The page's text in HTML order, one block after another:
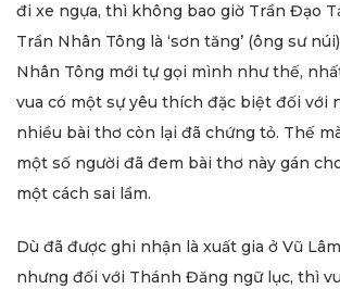
đi xe ngựa, thì không bao giờ Trần Đạo
Trần Nhân Tông là ‘sơn tăng’ (ông sư
Nhân Tông mới tự gọi mình như thế,
vua có một sự yêu thích đặc biệt đối với
nhiều bài thơ còn lại đã chứng tỏ. Thế
một số người đã đem bài thơ này gán
một cách sai lầm.
Dù đã được ghi nhận là xuất gia ở Vũ
nhưng đối với Thánh Đăng ngữ lục, thì